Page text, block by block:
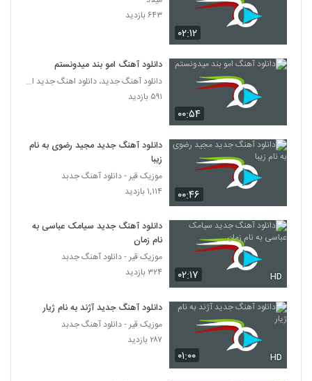
Peyman Heydari Vabaste
محمد فرجی آهنگ شهر من
موزیک زیبای سرکوب از علیرضا قربانی
دانلود آهنگ رستاک گوزنها (Rastaak
Gavaznha)
۳۱۰ بازدید
موزیک زیبای به جا مانده از آیدین افتخاری فر
5222
دانلود آهنگ جدید و زیبای امین پیشرو با نام
۲۵۱ بازدید
5223
Sina Farahmand Shabe Tavalod
۲۴۸ بازدید
۰۲:۱۲
۶۴۳ بازدید
۰۰:۵۴
دانلود آهنگ امو بند میدونستم
دانلود آهنگ جدید، دانلود اهنگ جدید ایرانی
۵۹۱ بازدید
۰۰:۴۶
دانلود آهنگ جدید مجید رضوی به نام
زیبا
موزیک قیر - دانلود آهنگ جدبد
۱,۱۱۴ بازدید
۰۲:۱۷ HD
دانلود آهنگ جدید سیامک عباسی به
نام زمان
موزیک قیر - دانلود آهنگ جدبد
۳۲۴ بازدید
۰۱:۰۰ HD
دانلود آهنگ جدید آژند به نام ژیار
موزیک قیر - دانلود آهنگ جدبد
۲۸۷ بازدید